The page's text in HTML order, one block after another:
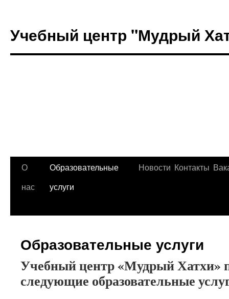
Учебный центр "Мудрый
Перейти
О
нас
Образовательные
услуги
Новости Контакты
Образовательные услуги
Учебный центр «Мудрый Хатхи»
следующие образовательные